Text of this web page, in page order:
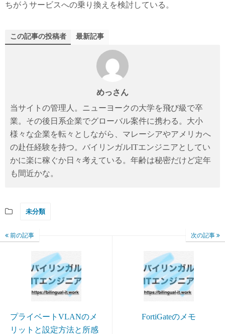
ちがうサービスへの乗り換えを検討している。
この記事の投稿者 最新記事
めっさん
当サイトの管理人。ニューヨークの大学を飛び級で卒
業。その後日系企業でグローバル案件に携わる。大小
様々な企業を転々としながら、マレーシアやアメリカへ
の赴任経験を持つ。バイリンガルITエンジニアとしてい
かに楽に稼ぐか日々考えている。年齢は秘密だけど定年
も間近かな。
未分類
前の記事
プライベートVLANのメ
リットと設定方法と所感
次の記事
FortiGateのメモ